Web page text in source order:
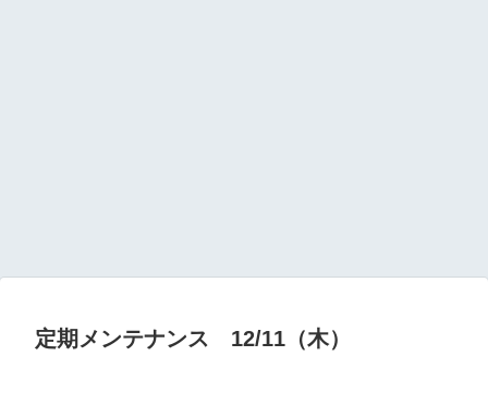
定期メンテナンス 12/11（木）